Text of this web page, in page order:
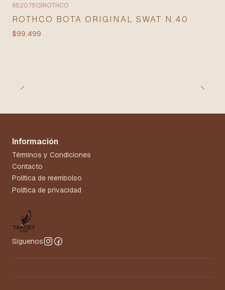
65207513 ROTHCO
ROTHCO BOTA ORIGINAL SWAT N.40
$99.499
Información
Términos y Condiciones
Contacto
Política de reembolso
Política de privacidad
Síguenos